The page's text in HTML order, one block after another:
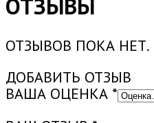
НАГРУЗКОЙ,
1,
ПЕЧАТЬ)
ОТЗЫВОВ ПОКА НЕТ.
ДОБАВИТЬ ОТЗЫВ
ВАША ОЦЕНКА *